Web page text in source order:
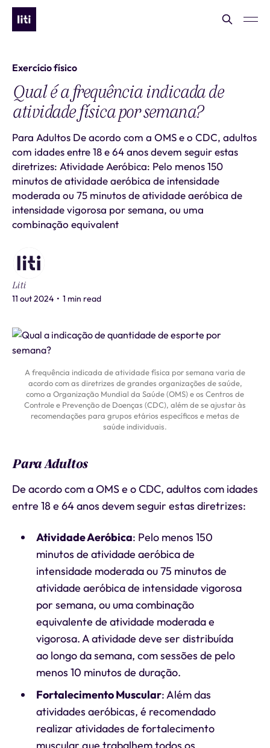
Exercício físico
Qual é a frequência indicada de
atividade física por semana?
Para Adultos De acordo com a OMS e o CDC, adultos
com idades entre 18 e 64 anos devem seguir estas
diretrizes: Atividade Aeróbica: Pelo menos 150
minutos de atividade aeróbica de intensidade
moderada ou 75 minutos de atividade aeróbica de
intensidade vigorosa por semana, ou uma
combinação equivalent
Liti
11 out 2024 • 1 min read
A frequência indicada de atividade física por semana varia de
acordo com as diretrizes de grandes organizações de saúde,
como a Organização Mundial da Saúde (OMS) e os Centros de
Controle e Prevenção de Doenças (CDC), além de se ajustar às
recomendações para grupos etários específicos e metas de
saúde individuais.
Para Adultos
De acordo com a OMS e o CDC, adultos com idades
entre 18 e 64 anos devem seguir estas diretrizes:
Atividade Aeróbica: Pelo menos 150
minutos de atividade aeróbica de
intensidade moderada ou 75 minutos de
atividade aeróbica de intensidade vigorosa
por semana, ou uma combinação
equivalente de atividade moderada e
vigorosa. A atividade deve ser distribuída
ao longo da semana, com sessões de pelo
menos 10 minutos de duração.
Fortalecimento Muscular: Além das
atividades aeróbicas, é recomendado
realizar atividades de fortalecimento